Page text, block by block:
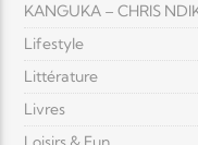
KANGUKA – CHRIS
Lifestyle
Littérature
Livres